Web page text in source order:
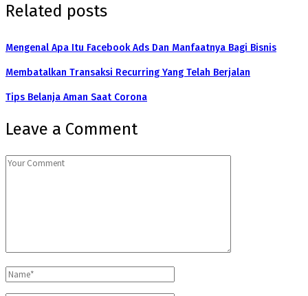
Related posts
Mengenal Apa Itu Facebook Ads Dan Manfaatnya Bagi Bisnis
Membatalkan Transaksi Recurring Yang Telah Berjalan
Tips Belanja Aman Saat Corona
Leave a Comment